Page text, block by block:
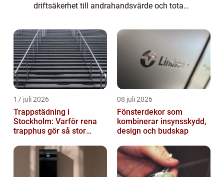
driftsäkerhet till andrahandsvärde och total
pendlar, kör tjänstebil eller skjuts...
17 juli 2026
Trappstädning i
Stockholm: Varför rena
trapphus gör så stor
08 juli 2026
Fönsterdekor som
kombinerar insynsskydd,
design och budskap